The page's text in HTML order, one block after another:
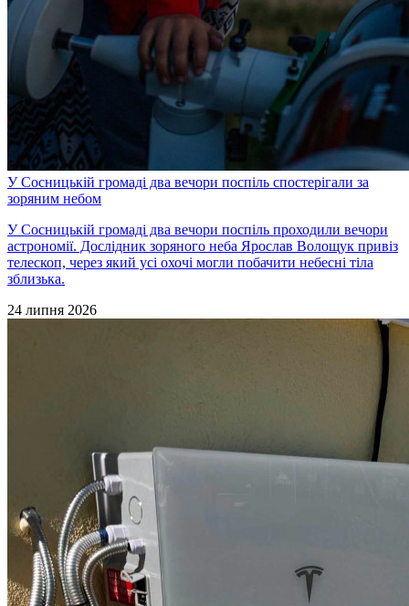
У Сосницькій громаді два вечори поспіль спостерігали за
зоряним небом
У Сосницькій громаді два вечори поспіль проходили вечори
астрономії. Дослідник зоряного неба Ярослав Волощук привіз
телескоп, через який усі охочі могли побачити небесні тіла
зблизька.
24 липня 2026